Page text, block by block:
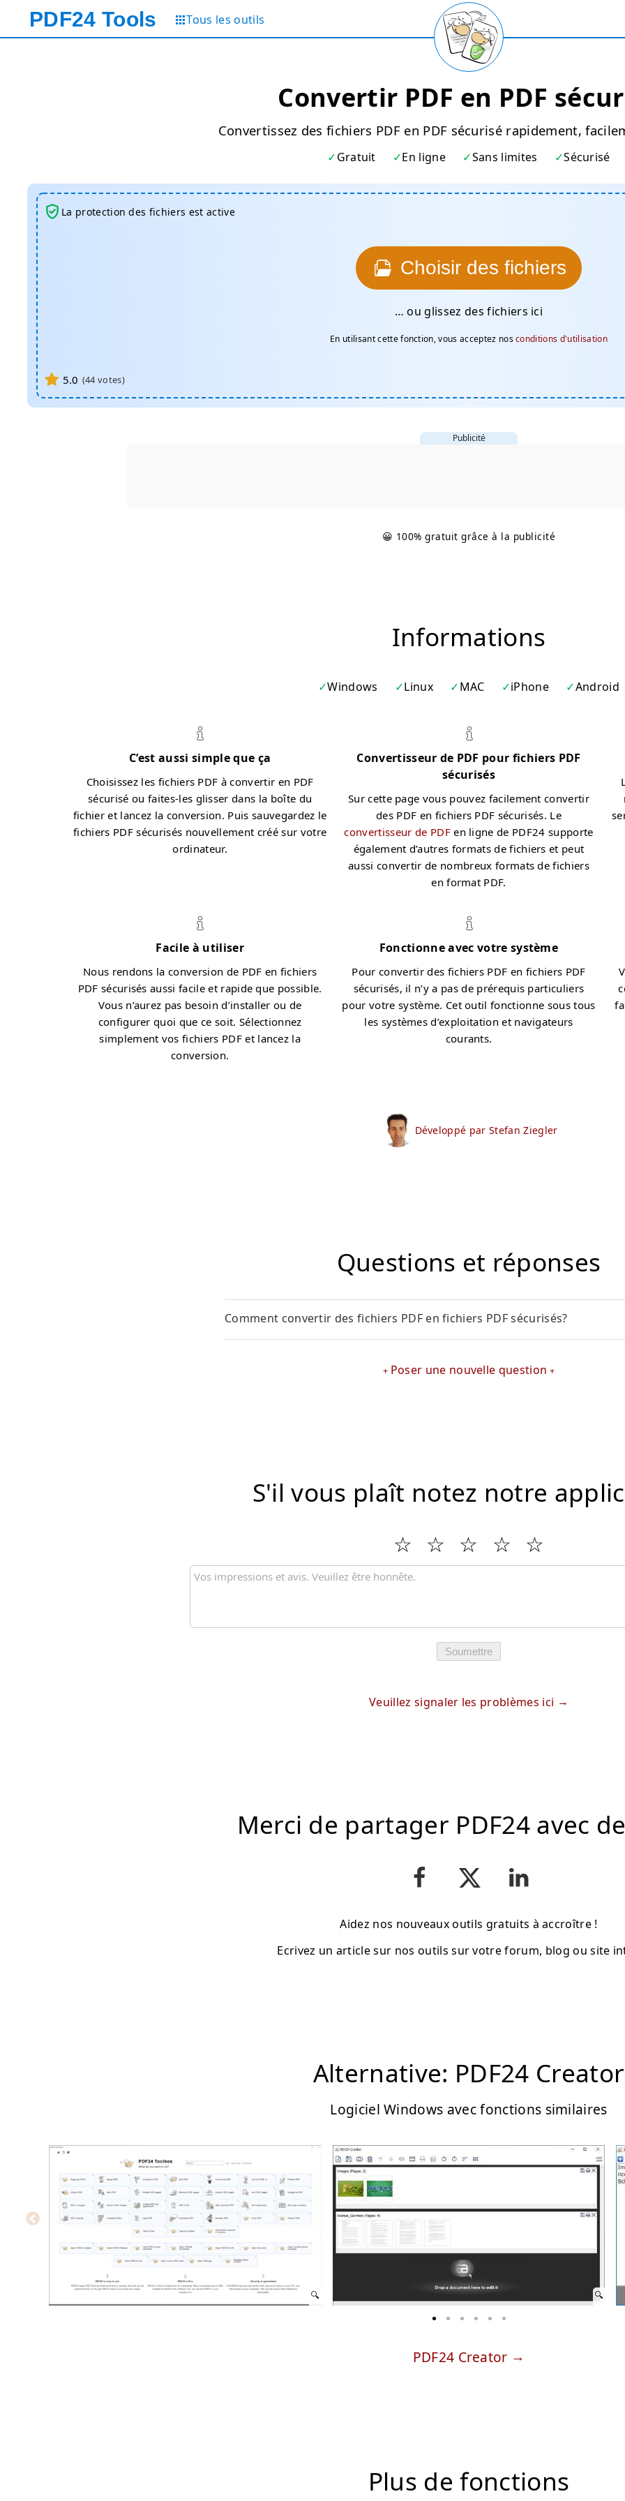
PDF24 Tools Tous les outils
Convertir PDF en PDF
Convertissez des fichiers PDF en PDF sécurisé rapidement,
Gratuit En ligne Sans limites Sécurisé
Choisir des fichiers
… ou glissez des fichiers ici
En utilisant cette fonction, vous acceptez nosconditions d'utilisation
5.0 (44 votes)
La protection des fichiers est active
Publicité
😀 100% gratuit grâce à la publicité
Informations
Windows Linux MAC iPhone Android
C’est aussi simple que ça
Choisissez les fichiers PDF à convertir en PDF
sécurisé ou faites-les glisser dans la boîte du
fichier et lancez la conversion. Puis sauvegardez le
fichiers PDF sécurisés nouvellement créé sur votre
ordinateur.
Convertisseur de PDF pour fichiers PDF
sécurisés
Sur cette page vous pouvez facilement convertir
des PDF en fichiers PDF sécurisés. Le
convertisseur de PDFen ligne de PDF24 supporte
également d’autres formats de fichiers et peut
aussi convertir de nombreux formats de fichiers
en format PDF.
Facile à utiliser
Nous rendons la conversion de PDF en fichiers
PDF sécurisés aussi facile et rapide que possible.
Vous n’aurez pas besoin d’installer ou de
configurer quoi que ce soit. Sélectionnez
simplement vos fichiers PDF et lancez la
conversion.
Fonctionne avec votre système
Pour convertir des fichiers PDF en fichiers PDF
sécurisés, il n’y a pas de prérequis particuliers
pour votre système. Cet outil fonctionne sous tous
les systèmes d’exploitation et navigateurs
courants.
Développé par Stefan Ziegler
Questions et réponses
Comment convertir des fichiers PDF en fichiers PDF sécurisés?
Poser une nouvelle question
S'il vous plaît notez notre
Soumettre
Veuillez signaler les problèmes ici
Merci de partager PDF24 avec
Aidez nos nouveaux outils gratuits à accroître !
Ecrivez un article sur nos outils sur votre forum, blog ou site
Alternative: PDF24 Creator
Logiciel Windows avec fonctions similaires
PDF24 Creator
Plus de fonctions